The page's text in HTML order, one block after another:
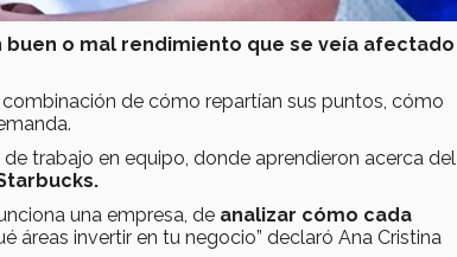
o mal rendimiento que se veía afectado
de cómo repartían sus puntos, cómo
trabajo en equipo, donde aprendieron acerca del
una empresa, de analizar cómo cada
áreas invertir en tu negocio” declaró Ana Cristina